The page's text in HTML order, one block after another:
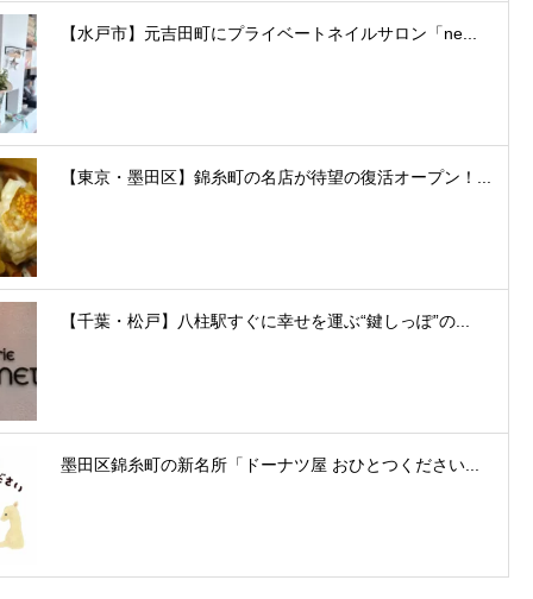
【水戸市】元吉田町にプライベートネイルサロン「ne...
【東京・墨田区】錦糸町の名店が待望の復活オープン！...
【千葉・松戸】八柱駅すぐに幸せを運ぶ“鍵しっぽ”の...
墨田区錦糸町の新名所「ドーナツ屋 おひとつください...